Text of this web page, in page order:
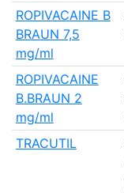
ROPIVACAINE B
BRAUN 7,5
mg/ml
ROPIVACAINE
B.BRAUN 2
mg/ml
TRACUTIL